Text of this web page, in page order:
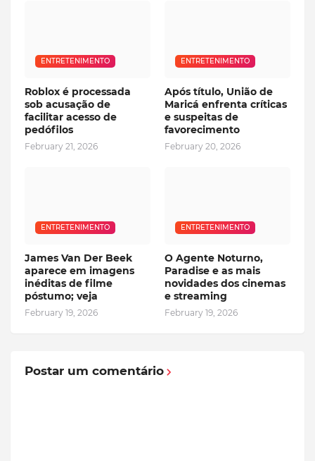
ENTRETENIMENTO
Roblox é processada
sob acusação de
facilitar acesso de
pedófilos
February 21, 2026
ENTRETENIMENTO
Após título, União de
Maricá enfrenta críticas
e suspeitas de
favorecimento
February 20, 2026
ENTRETENIMENTO
James Van Der Beek
aparece em imagens
inéditas de filme
póstumo; veja
February 19, 2026
ENTRETENIMENTO
O Agente Noturno,
Paradise e as mais
novidades dos cinemas
e streaming
February 19, 2026
Postar um comentário